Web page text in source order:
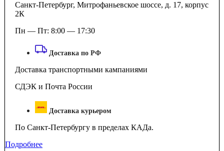
Санкт-Петербург, Митрофаньевское шоссе, д. 17, корпус
2К
Пн — Пт: 8:00 — 17:30
Доставка по РФ
Доставка транспортными кампаниями
СДЭК и Почта России
Доставка курьером
По Санкт-Петербургу в пределах КАДа.
Подробнее